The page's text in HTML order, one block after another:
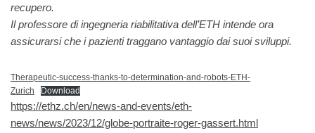
recupero.
Il professore di ingegneria riabilitativa dell’ETH intende ora
assicurarsi che i pazienti traggano vantaggio dai suoi sviluppi.
Therapeutic-success-thanks-to-determination-and-robots-ETH-
Zurich
Download
https://ethz.ch/en/news-and-events/eth-
news/news/2023/12/globe-portraite-roger-gassert.html